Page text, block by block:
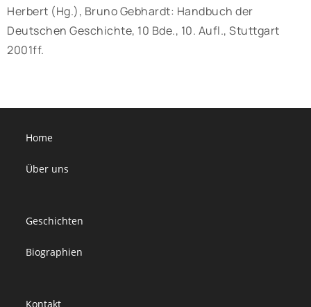
Herbert (Hg.), Bruno Gebhardt: Handbuch der
Deutschen Geschichte, 10 Bde., 10. Aufl., Stuttgart
2001ff.
Home
Über uns
Geschichten
Biographien
Kontakt